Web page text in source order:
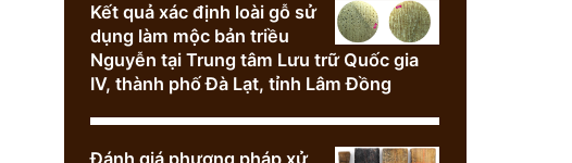
Kết quả xác định loài gỗ sử
dụng làm mộc bản triều
Nguyễn tại Trung tâm Lưu trữ Quốc gia
IV, thành phố Đà Lạt, tỉnh Lâm Đồng